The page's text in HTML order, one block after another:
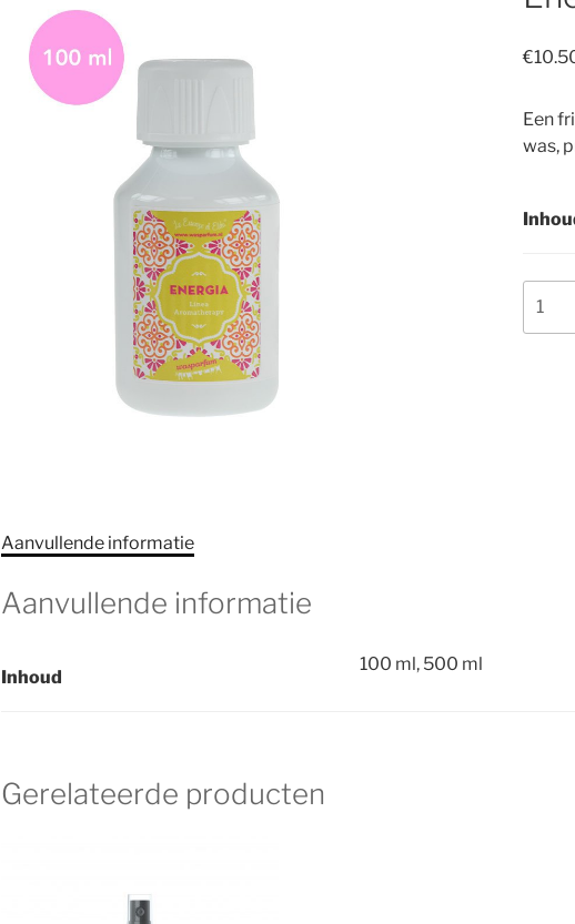
€
Een
was,
aantal
Aanvullende informatie
Aanvullende informatie
Inhoud
100 ml, 500 ml
Gerelateerde producten